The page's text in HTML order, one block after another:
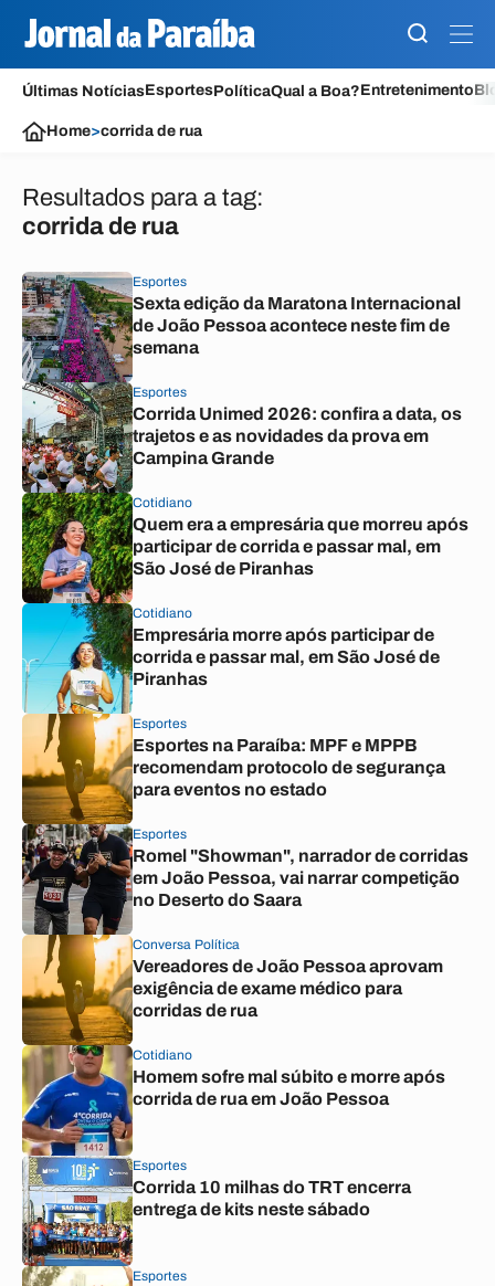
Últimas NotíciasEsportesPolíticaQual a Boa?Entretenimento
Home>corrida de rua
Resultados para a tag:
corrida de rua
Esportes
Sexta edição da Maratona Internacional
de João Pessoa acontece neste fim de
semana
Esportes
Corrida Unimed 2026: confira a data, os
trajetos e as novidades da prova em
Campina Grande
Cotidiano
Quem era a empresária que morreu após
participar de corrida e passar mal, em
São José de Piranhas
Cotidiano
Empresária morre após participar de
corrida e passar mal, em São José de
Piranhas
Esportes
Esportes na Paraíba: MPF e MPPB
recomendam protocolo de segurança
para eventos no estado
Esportes
Romel "Showman", narrador de corridas
em João Pessoa, vai narrar competição
no Deserto do Saara
Conversa Política
Vereadores de João Pessoa aprovam
exigência de exame médico para
corridas de rua
Cotidiano
Homem sofre mal súbito e morre após
corrida de rua em João Pessoa
Esportes
Corrida 10 milhas do TRT encerra
entrega de kits neste sábado
Esportes